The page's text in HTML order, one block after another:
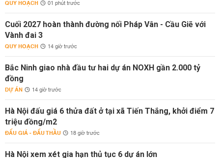
QUY HOẠCH 01 phút trước
Cuối 2027 hoàn thành đường nối Pháp Vân - Cầu Giẽ với
Vành đai 3
QUY HOẠCH 14 giờ trước
Bắc Ninh giao nhà đầu tư hai dự án NOXH gần 2.000 tỷ
đồng
DỰ ÁN 14 giờ trước
Hà Nội đấu giá 6 thửa đất ở tại xã Tiến Thắng, khởi điểm 7
triệu đồng/m2
ĐẤU GIÁ - ĐẤU THẦU 18 giờ trước
Hà Nội xem xét gia hạn thủ tục 6 dự án lớn